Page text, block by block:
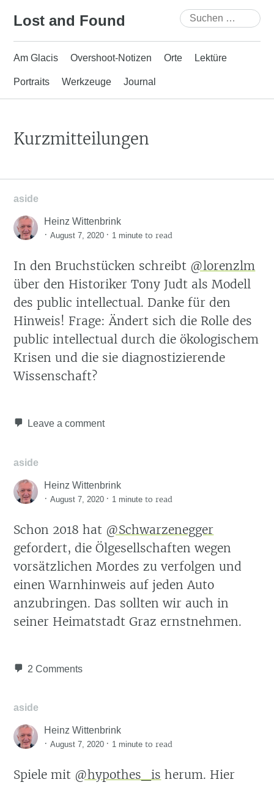
Lost and Found
Suchen
nach:
Am Glacis Overshoot-Notizen Orte Lektüre
Portraits Werkzeuge Journal
Kurzmitteilungen
aside
Heinz Wittenbrink
·August 7, 2020 · 1 minute to read
In den Bruchstücken schreibt @lorenzlm
über den Historiker Tony Judt als Modell
des public intellectual. Danke für den
Hinweis! Frage: Ändert sich die Rolle des
public intellectual durch die ökologischem
Krisen und die sie diagnostizierende
Wissenschaft?
Leave a comment
aside
Heinz Wittenbrink
·August 7, 2020 · 1 minute to read
Schon 2018 hat @Schwarzenegger
gefordert, die Ölgesellschaften wegen
vorsätzlichen Mordes zu verfolgen und
einen Warnhinweis auf jeden Auto
anzubringen. Das sollten wir auch in
seiner Heimatstadt Graz ernstnehmen.
2 Comments
aside
Heinz Wittenbrink
·August 7, 2020 · 1 minute to read
Spiele mit @hypothes_is herum. Hier